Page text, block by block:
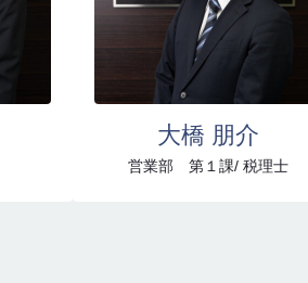
大橋 朋介
営業部 第１課/ 税理士